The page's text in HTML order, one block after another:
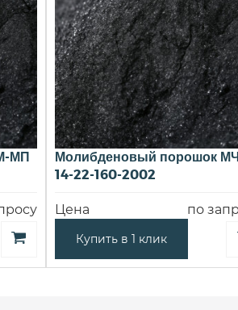
МП
Молибденовый порошок
14-22-160-2002
Цена по
Купить в 1 клик